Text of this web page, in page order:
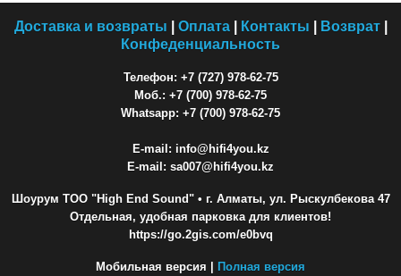
Доставка и возвраты Оплата| Контакты Возврат|
Конфеденциальность
Телефон: +7 (727) 978-62-75
Моб.: +7 (700) 978-62-75
Whatsapp: +7 (700) 978-62-75
E-mail: info@hifi4you.kz
E-mail: sa007@hifi4you.kz
Шоурум ТОО "High End Sound"• г. Алматы, ул. Рыскулбекова 47
Отдельная, удобная парковка для клиентов!
https://go.2gis.com/e0bvq
Мобильная версия | Полная версия